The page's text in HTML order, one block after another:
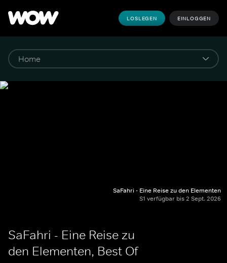
LOSLEGEN EINLOGGEN
SaFahri - Eine Reise zu den Elementen
S1 verfügbar bis 2 Sept. 2026
SaFahri - Eine Reise zu
den Elementen, Best Of